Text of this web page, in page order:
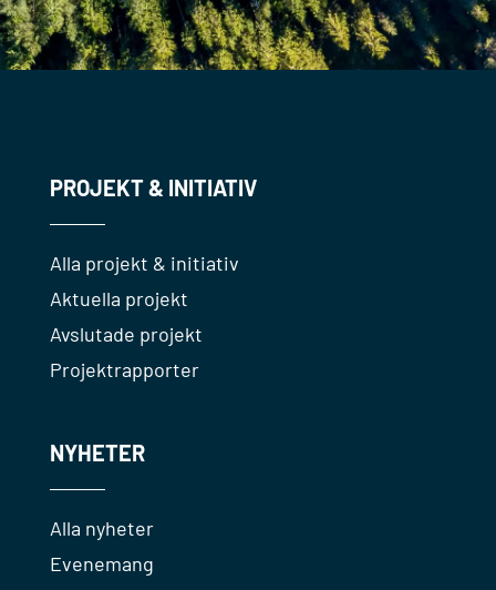
PROJEKT & INITIATIV
Alla projekt & initiativ
Aktuella projekt
Avslutade projekt
Projektrapporter
NYHETER
Alla nyheter
Evenemang